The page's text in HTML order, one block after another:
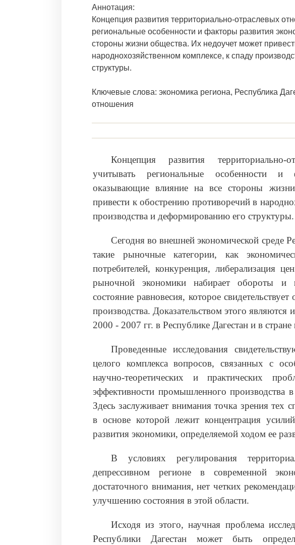
Аннотация:
Концепция развития территориально-отраслевых
региональные особенности и факторы развития
стороны жизни общества. Их недоучет может
народнохозяйственном комплексе, к спаду
структуры.
Ключевые слова: экономика региона, Республика
отношения
Концепция развития
учитывать региональные особенности и
оказывающие влияние на все стороны
привести к обострению противоречий в
производства и деформированию его структуры.
Сегодня во внешней экономической среде
такие рыночные категории, как
потребителей, конкуренция, либерализация
рыночной экономики набирает обороты и
состояние равновесия, которое
производства. Доказательством этого являются
2000 - 2007 гг. в Республике Дагестан и в
Проведенные исследования
целого комплекса вопросов, связанных с
научно-теоретических и практических
эффективности промышленного
Здесь заслуживает внимания точка зрения тех
в основе которой лежит концентрация
развития экономики, определяемой ходом ее
В условиях регулирования
депрессивном регионе в современной
достаточного внимания, нет четких
улучшению состояния в этой области.
Исходя из этого, научная проблема
Республики Дагестан может быть